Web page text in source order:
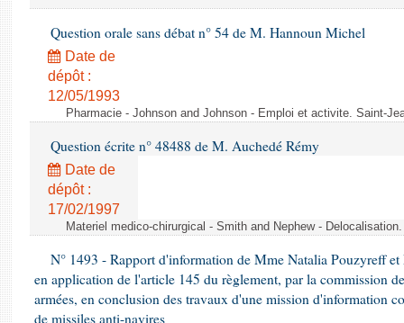
Question orale sans débat n° 54 de M. Hannoun Michel
Date de
dépôt :
12/05/1993
Pharmacie - Johnson and Johnson - Emploi et activite. Saint-
Question écrite n° 48488 de M. Auchedé Rémy
Date de
dépôt :
17/02/1997
Materiel medico-chirurgical - Smith and Nephew -
N° 1493 - Rapport d'information de Mme Natalia Pouzyreff
en application de l'article 145 du règlement, par la commission
armées, en conclusion des travaux d'une mission d'information
de missiles anti-navires